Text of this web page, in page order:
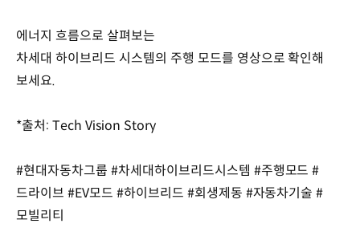
에너지 흐름으로 살펴보는
차세대 하이브리드 시스템의 주행 모드를 영상으로 확인해
보세요.
*출처: Tech Vision Story
#현대자동차그룹 #차세대하이브리드시스템 #주행모드 #
드라이브 #EV모드 #하이브리드 #회생제동 #자동차기술 #
모빌리티